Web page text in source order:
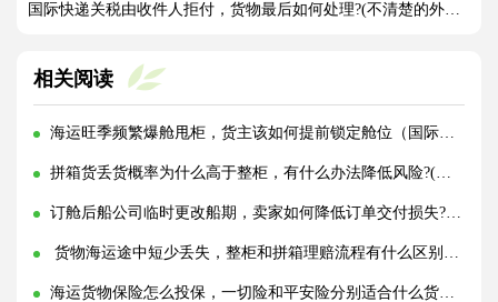
国际快递关税由收件人拒付，货物最后如何处理?(不清楚的外贸人看过来)
相关阅读
海运旺季频繁爆舱甩柜，货主该如何提前锁定舱位（国际海运干货知识分享）
拼箱货丢货概率为什么高于整柜，有什么办法降低风险?(国际海运干货知识分享)
订舱后船公司临时更改船期，卖家如何降低订单交付损失?(国际海运干货知识分享)
货物海运途中短少丢失，整柜和拼箱理赔流程有什么区别?(国际海运干货知识分享)
海运货物保险怎么投保，一切险和平安险分别适合什么货物?(国际海运干货知识分享)